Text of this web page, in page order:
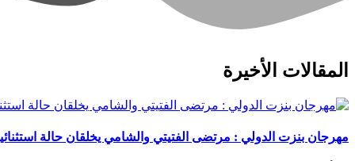
المقالات الأخيرة
مهرجان بنزت الدولي : مرتضى الفتيتي والشامي يخلقان حالة